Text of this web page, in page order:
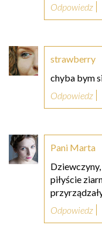
Odpowiedz
strawberry
chyba bym
Odpowiedz
Pani Marta
piłyście
Odpowiedz